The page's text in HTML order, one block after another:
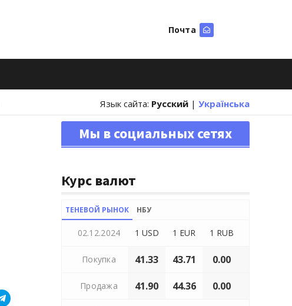
Почта
Язык сайта: Русский | Українська
Мы в социальных сетях
Курс валют
ТЕНЕВОЙ РЫНОК НБУ
02.12.2024 1 USD 1 EUR 1 RUB
Покупка 41.33 43.71 0.00
Продажа 41.90 44.36 0.00